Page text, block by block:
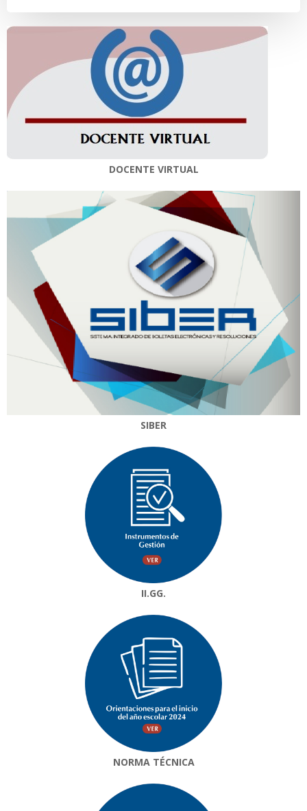
entradas
entradas
DOCENTE VIRTUAL
SIBER
II.GG.
NORMA TÉCNICA